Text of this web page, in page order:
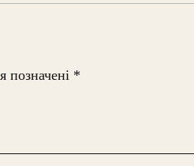
позначені *